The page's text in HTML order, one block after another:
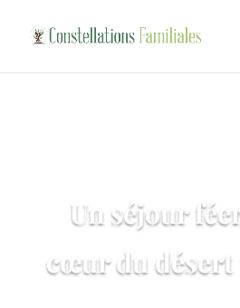
Un séjour
cœur du